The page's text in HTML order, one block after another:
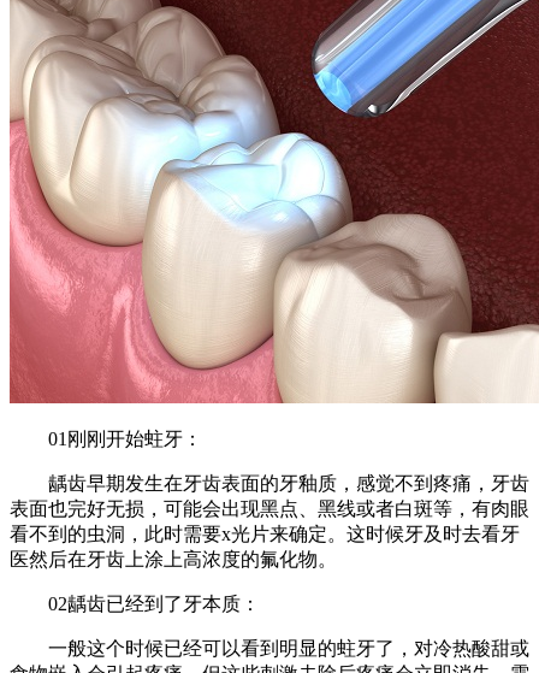
01刚刚开始蛀牙：
龋齿早期发生在牙齿表面的牙釉质，感觉不到疼痛，牙齿
表面也完好无损，可能会出现黑点、黑线或者白斑等，有肉眼
看不到的虫洞，此时需要x光片来确定。这时候牙及时去看牙
医然后在牙齿上涂上高浓度的氟化物。
02龋齿已经到了牙本质：
一般这个时候已经可以看到明显的蛀牙了，对冷热酸甜或